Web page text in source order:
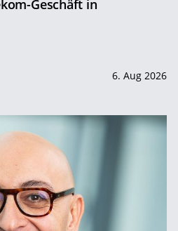
Geschäft in
6. Aug 2026